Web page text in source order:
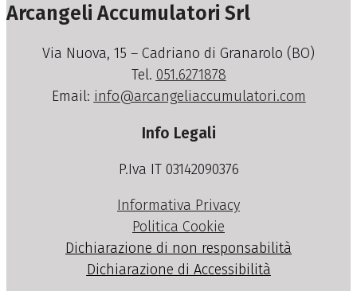
Arcangeli Accumulatori Srl
Via Nuova, 15 – Cadriano di Granarolo (BO)
Tel. 051.6271878
Email: info@arcangeliaccumulatori.com
Info Legali
P.Iva IT 03142090376
Informativa Privacy
Politica Cookie
Dichiarazione di non responsabilità
Dichiarazione di Accessibilità